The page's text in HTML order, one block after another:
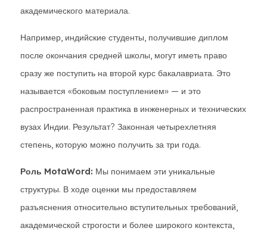
академического материала.
Например, индийские студенты, получившие диплом
после окончания средней школы, могут иметь право
сразу же поступить на второй курс бакалавриата. Это
называется «боковым поступлением» — и это
распространенная практика в инженерных и технических
вузах Индии. Результат? Законная четырехлетняя
степень, которую можно получить за три года.
Роль MotaWord: Мы понимаем эти уникальные
структуры. В ходе оценки мы предоставляем
разъяснения относительно вступительных требований,
академической строгости и более широкого контекста,